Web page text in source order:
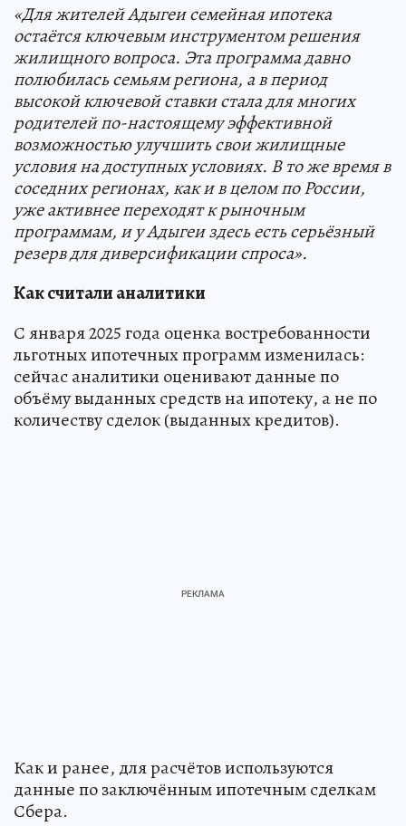
«Для жителей Адыгеи семейная ипотека
остаётся ключевым инструментом решения
жилищного вопроса. Эта программа давно
полюбилась семьям региона, а в период
высокой ключевой ставки стала для многих
родителей по-настоящему эффективной
возможностью улучшить свои жилищные
условия на доступных условиях. В то же время в
соседних регионах, как и в целом по России,
уже активнее переходят к рыночным
программам, и у Адыгеи здесь есть серьёзный
резерв для диверсификации спроса».
Как считали аналитики
С января 2025 года оценка востребованности
льготных ипотечных программ изменилась:
сейчас аналитики оценивают данные по
объёму выданных средств на ипотеку, а не по
количеству сделок (выданных кредитов).
Как и ранее, для расчётов используются
данные по заключённым ипотечным сделкам
Сбера.